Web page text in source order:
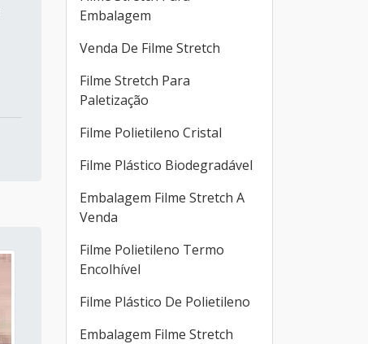
Embalagem
Venda De Filme Stretch
Filme Stretch Para
Paletização
Filme Polietileno Cristal
Filme Plástico Biodegradável
Embalagem Filme Stretch A
Venda
Filme Polietileno Termo
Encolhível
Filme Plástico De Polietileno
Embalagem Filme Stretch